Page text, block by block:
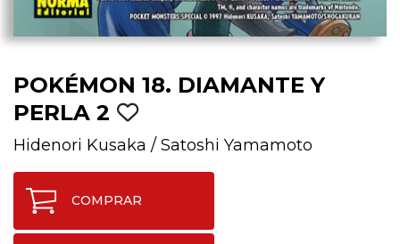
POKÉMON 18. DIAMANTE Y
PERLA 2
Hidenori Kusaka / Satoshi Yamamoto
COMPRAR